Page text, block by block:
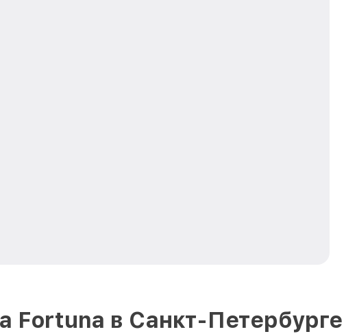
Fortuna в Санкт-Петербурге